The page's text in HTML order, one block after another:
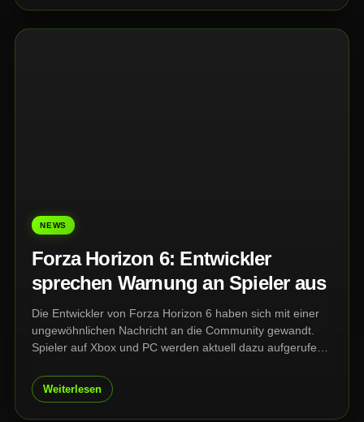
NEWS
Forza Horizon 6: Entwickler
sprechen Warnung an Spieler aus
Die Entwickler von Forza Horizon 6 haben sich mit einer
ungewöhnlichen Nachricht an die Community gewandt.
Spieler auf Xbox und PC werden aktuell dazu aufgerufen,
bestimmten Fahrzeugen vorsichtig zu sein.
Weiterlesen